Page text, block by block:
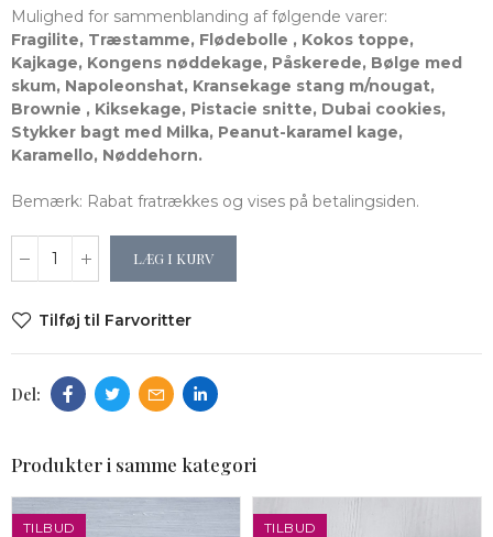
Mulighed for sammenblanding af følgende varer:
Fragilite, Træstamme, Flødebolle , Kokos toppe,
Kajkage, Kongens nøddekage, Påskerede, Bølge med
skum, Napoleonshat, Kransekage stang m/nougat,
Brownie , Kiksekage, Pistacie snitte, Dubai cookies,
Stykker bagt med Milka, Peanut-karamel kage,
Karamello, Nøddehorn.
Bemærk: Rabat fratrækkes og vises på betalingsiden.
LÆG I KURV
Tilføj til Farvoritter
Produkter i samme kategori
TILBUD TILBUD